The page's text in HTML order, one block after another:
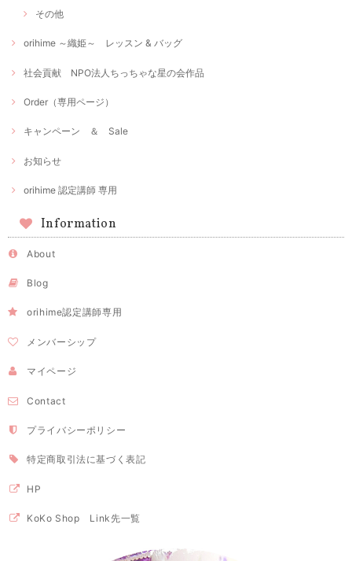
その他
orihime ～織姫～ レッスン & バッグ
社会貢献 NPO法人ちっちゃな星の会作品
Order（専用ページ）
キャンペーン ＆ Sale
お知らせ
orihime 認定講師 専用
Information
About
Blog
orihime認定講師専用
メンバーシップ
マイページ
Contact
プライバシーポリシー
特定商取引法に基づく表記
HP
KoKo Shop Link先一覧